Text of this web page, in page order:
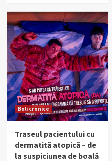
Boli cronice
Traseul pacientului cu
dermatită atopică – de
la suspiciunea de boală